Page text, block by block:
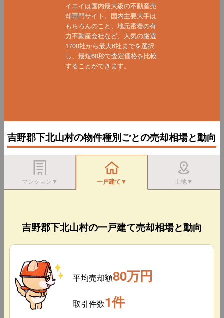
イエイは国内最大級の不動産売
却専門サイト。国内主要大手は
もちろんのこと、地元密着の有
力不動産会社など、人気の厳選
1700社から最大6社までを選択
し、最短60秒で査定価格を比較
することができます。
吉野郡下北山村の物件種別ごとの売却相場と動向
マンション▼ 一戸建て▼ 土地▼
吉野郡下北山村の一戸建て売却相場と動向
平均売却額80万円
取引件数1件